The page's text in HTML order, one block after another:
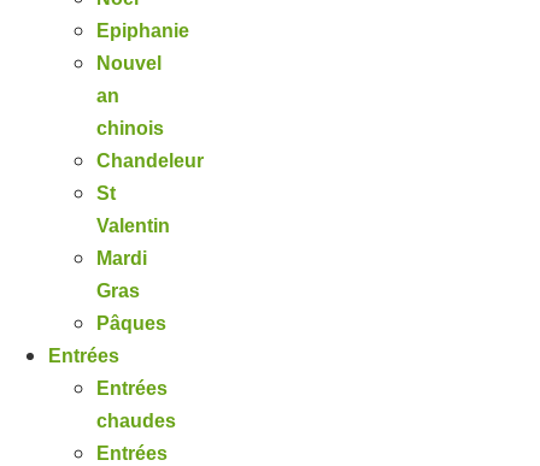
Epiphanie
Nouvel
an
chinois
Chandeleur
St
Valentin
Mardi
Gras
Pâques
Entrées
Entrées
chaudes
Entrées